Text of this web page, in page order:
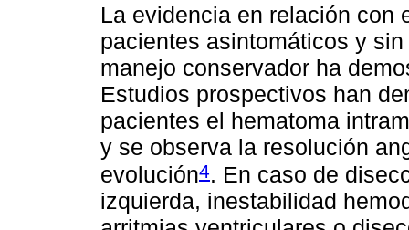
La evidencia en relación con
pacientes asintomáticos y
manejo conservador ha
Estudios prospectivos han
pacientes el hematoma
y se observa la resolución
evolución4. En caso de
izquierda, inestabilidad